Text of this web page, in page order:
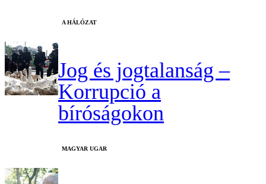
A HÁLÓZAT
Jog és jogtalanság –
Korrupció a
bíróságokon
MAGYAR UGAR